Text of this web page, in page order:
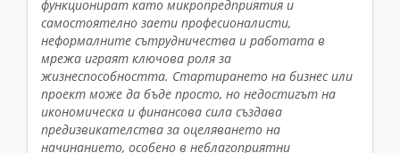
функционират като микропредприятия и
самостоятелно заети професионалисти,
неформалните сътрудничества и работата в
мрежа играят ключова роля за
жизнеспособността. Стартирането на бизнес или
проект може да бъде просто, но недостигът на
икономическа и финансова сила създава
предизвикателства за оцеляването на
начинанието, особено в неблагоприятни